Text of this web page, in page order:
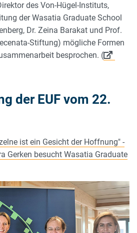
des Von-Hügel-Instituts,
der Wasatia Graduate School
Dr. Zeina Barakat und Prof.
Stiftung) mögliche Formen
besprochen. (
der EUF vom 22.
ist ein Gesicht der Hoffnung" -
Gerken besucht Wasatia Graduate